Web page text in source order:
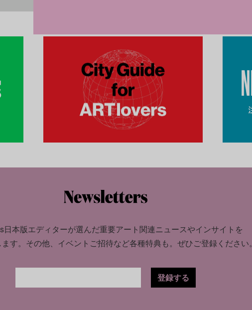
日本版エディターが選んだ重要アート関連ニュースやインサイトを
す。 その他、イベントご招待など各種特典も。 ぜひご登録ください。
登録する